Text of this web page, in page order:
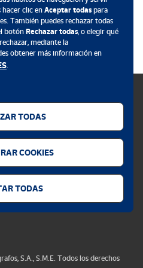
S.A., S.M.E. Todos los derechos
hacer clic en Aceptar todaspara
También puedes rechazar todas
botón Rechazar todas, o elegir qué
mediante la
obtener más información en
.
TODAS
COOKIES
TODAS